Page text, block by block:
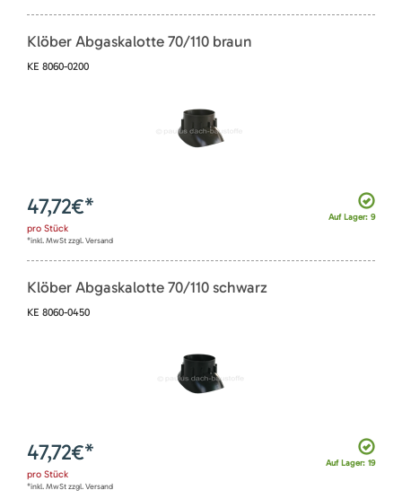
Klöber Abgaskalotte 70/110 braun
KE 8060-0200
Auf Lager: 9
47,72€*
pro Stück
*inkl. MwSt zzgl. Versand
Klöber Abgaskalotte 70/110 schwarz
KE 8060-0450
Auf Lager: 19
47,72€*
pro Stück
*inkl. MwSt zzgl. Versand